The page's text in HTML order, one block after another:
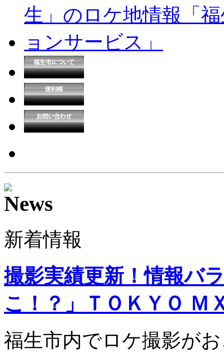
新着情報
撮影実績更新！情報バ
こ！？」ＴＯＫＹＯ Ｍ
福生市内でロケ撮影が